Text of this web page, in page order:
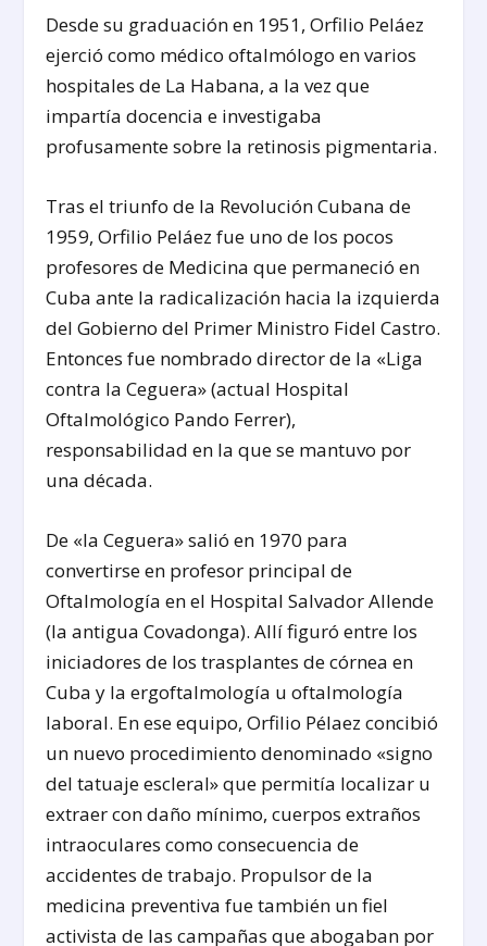
Desde su graduación en 1951, Orfilio Peláez
ejerció como médico oftalmólogo en varios
hospitales de La Habana, a la vez que
impartía docencia e investigaba
profusamente sobre la retinosis pigmentaria.
Tras el triunfo de la Revolución Cubana de
1959, Orfilio Peláez fue uno de los pocos
profesores de Medicina que permaneció en
Cuba ante la radicalización hacia la izquierda
del Gobierno del Primer Ministro Fidel Castro.
Entonces fue nombrado director de la «Liga
contra la Ceguera» (actual Hospital
Oftalmológico Pando Ferrer),
responsabilidad en la que se mantuvo por
una década.
De «la Ceguera» salió en 1970 para
convertirse en profesor principal de
Oftalmología en el Hospital Salvador Allende
(la antigua Covadonga). Allí figuró entre los
iniciadores de los trasplantes de córnea en
Cuba y la ergoftalmología u oftalmología
laboral. En ese equipo, Orfilio Pélaez concibió
un nuevo procedimiento denominado «signo
del tatuaje escleral» que permitía localizar u
extraer con daño mínimo, cuerpos extraños
intraoculares como consecuencia de
accidentes de trabajo. Propulsor de la
medicina preventiva fue también un fiel
activista de las campañas que abogaban por